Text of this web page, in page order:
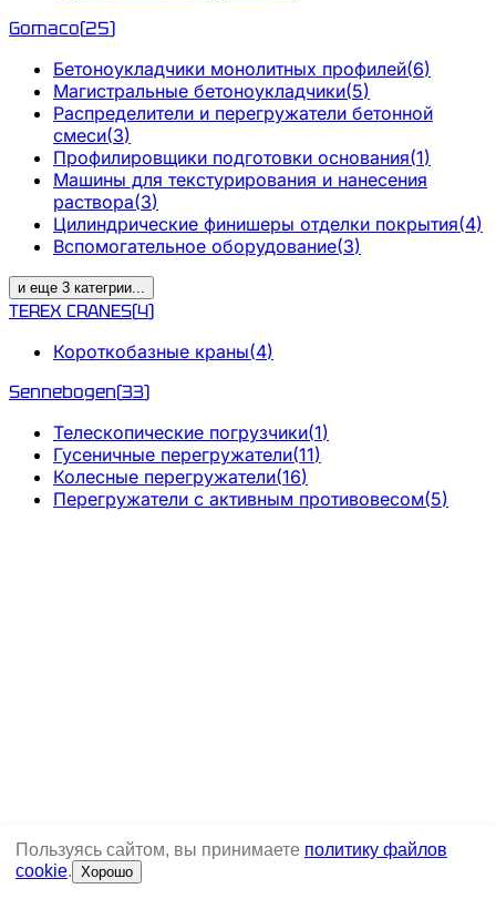
Gomaco(25)
Бетоноукладчики монолитных профилей(6)
Магистральные бетоноукладчики(5)
Распределители и перегружатели бетонной
смеси(3)
Профилировщики подготовки основания(1)
Машины для текстурирования и нанесения
раствора(3)
Цилиндрические финишеры отделки покрытия(4)
Вспомогательное оборудование(3)
и еще 3 категрии...
TEREX CRANES(4)
Короткобазные краны(4)
Sennebogen(33)
Телескопические погрузчики(1)
Гусеничные перегружатели(11)
Колесные перегружатели(16)
Перегружатели с активным противовесом(5)
Пользуясь сайтом, вы принимаете политику файлов
cookie. Хорошо